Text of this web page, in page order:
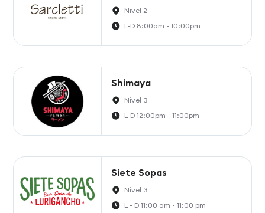
Nivel 2
L-D 8:00am - 10:00pm
Shimaya
Nivel 3
L-D 12:00pm - 11:00pm
Siete Sopas
Nivel 3
L - D 11:00 am - 11:00 pm